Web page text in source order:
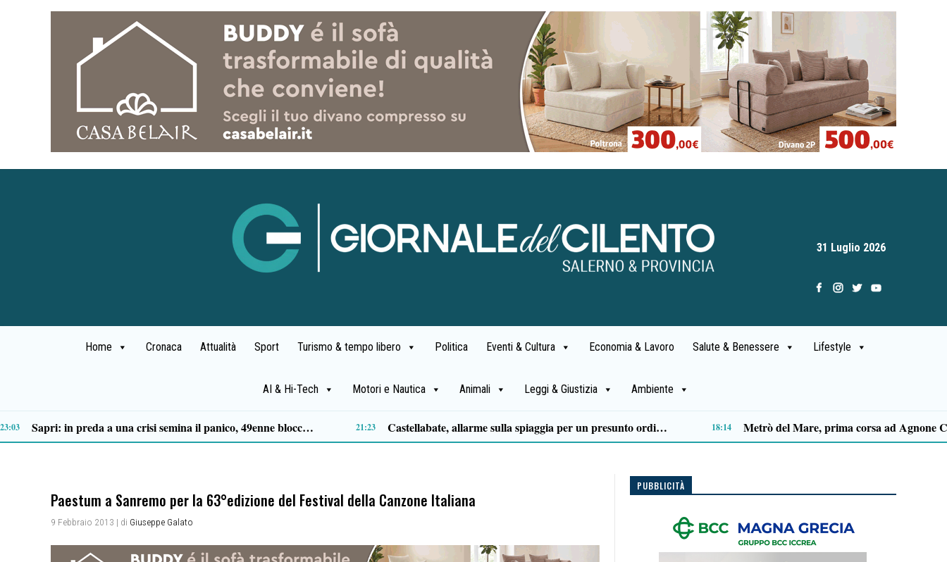
31 Luglio 2026
Home Cronaca Attualità Sport Turismo & tempo libero Politica Eventi & Cultura Economia & Lavoro Salute & Benessere Lifestyle
AI & Hi-Tech Motori e Nautica Animali Leggi & Giustizia Ambiente
Tortorella celebra la Fiera di San Basilio: tra antichi mestieri, bestiame e la musica della Bandabardò 14:49 Premio Terre del Bussento, si alza il sipario: stasera Roberto Fico apre l’11ª edizione 14:35 Capaccio Paestum spazio di legalità: oltre 43 ettari di beni confiscati destinati a progetti sociali 14:14
Paestum a Sanremo per la 63°edizione del Festival della Canzone Italiana
9 Febbraio 2013 | di Giuseppe Galato
PUBBLICITÀ